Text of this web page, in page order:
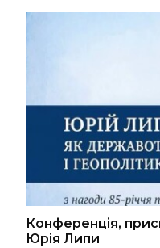
Конференція,
Юрія Липи